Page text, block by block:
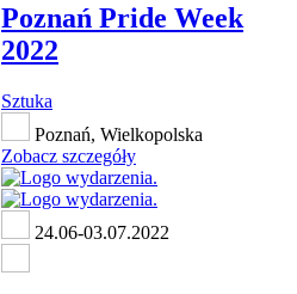
Poznań Pride Week
2022
Sztuka
Poznań, Wielkopolska
Zobacz szczegóły
24.06-03.07.2022